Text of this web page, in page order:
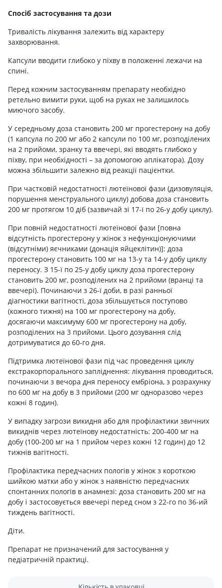
Спосіб застосування та дози
Тривалість лікування залежить від характеру
захворювання.
Капсули вводити глибоко у піхву в положенні лежачи на
спині.
Перед кожним застосуванням препарату необхідно
ретельно вимити руки, щоб на руках не залишилось
миючого засобу.
У середньому доза становить 200 мг прогестерону на добу
(1 капсула по 200 мг або 2 капсули по 100 мг, розподілених
на 2 прийоми, зранку та ввечері, які вводять глибоко у
піхву, при необхідності – за допомогою аплікатора). Дозу
можна збільшити залежно від реакції пацієнтки.
При частковій недостатності лютеїнової фази (дизовуляція,
порушення менструального циклу) добова доза становить
200 мг протягом 10 діб (зазвичай зі 17-ї по 26-у добу циклу).
При повній недостатності лютеїнової фази [повна
відсутність прогестерону у жінок з нефункціонуючими
(відсутніми) яєчниками (донація яйцеклітин)]: доза
прогестерону становить 100 мг на 13-у та 14-у добу циклу
переносу. З 15-ї по 25-у добу циклу доза прогестерону
становить 200 мг, розподілених на 2 прийоми (вранці та
ввечері). Починаючи з 26-ї доби, в разі ранньої
діагностики вагітності, доза збільшується поступово
(кожного тижня) на 100 мг прогестерону на добу,
досягаючи максимуму 600 мг прогестерону на добу,
розподілених на 3 прийоми. Цього дозування слід
дотримуватися до 60-го дня.
Підтримка лютеїнової фази під час проведення циклу
екстракорпорального запліднення: лікування проводиться,
починаючи з вечора дня переносу ембріона, з розрахунку
по 600 мг на добу в 3 прийоми (200 мг одноразово через
кожні 8 годин).
У випадку загрози викидня або для профілактики звичних
викиднів через лютеїнову недостатність: 200-400 мг на
добу (100-200 мг на 1 прийом через кожні 12 годин) до 12
тижнів вагітності.
Профілактика передчасних пологів у жінок з короткою
шийкою матки або у жінок з наявністю передчасних
спонтанних пологів в анамнезі: доза становить 200 мг на
добу і застосовується ввечері перед сном з 22-го по 36-ий
тиждень вагітності.
Діти.
Препарат не призначений для застосування у
педіатричній практиці.